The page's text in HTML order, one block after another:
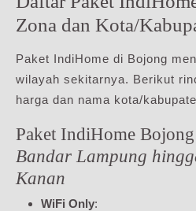
Zona dan Kota/
Paket IndiHome di Bojong
wilayah sekitarnya. Berikut
harga dan nama kota/
Paket IndiHome
Bandar Lampung
Kanan
WiFi Only: